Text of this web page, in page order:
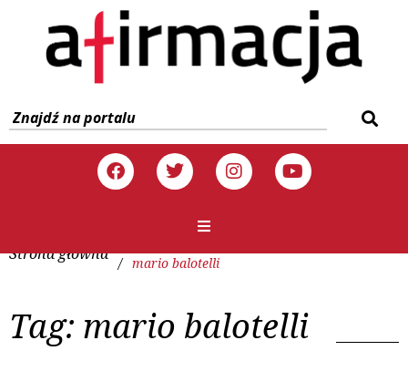
Strona główna / mario balotelli
Tag: mario balotelli